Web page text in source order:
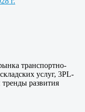
транспортно-
услуг, 3PL-
развития